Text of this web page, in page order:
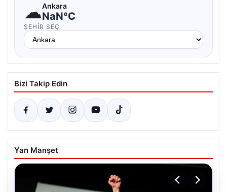
☁Ankara
NaN°C
ŞEHIR SEÇ
Bizi Takip Edin
Yan Manşet